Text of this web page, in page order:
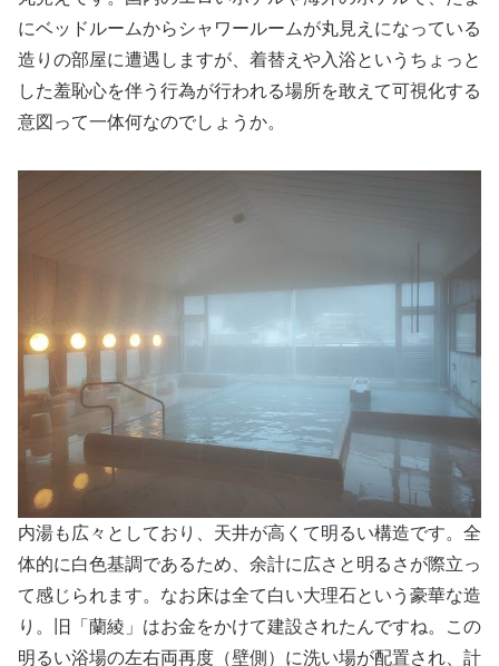
にベッドルームからシャワールームが丸見えになっている
造りの部屋に遭遇しますが、着替えや入浴というちょっと
した羞恥心を伴う行為が行われる場所を敢えて可視化する
意図って一体何なのでしょうか。
内湯も広々としており、天井が高くて明るい構造です。全
体的に白色基調であるため、余計に広さと明るさが際立っ
て感じられます。なお床は全て白い大理石という豪華な造
り。旧「蘭綾」はお金をかけて建設されたんですね。この
明るい浴場の左右両再度（壁側）に洗い場が配置され、計